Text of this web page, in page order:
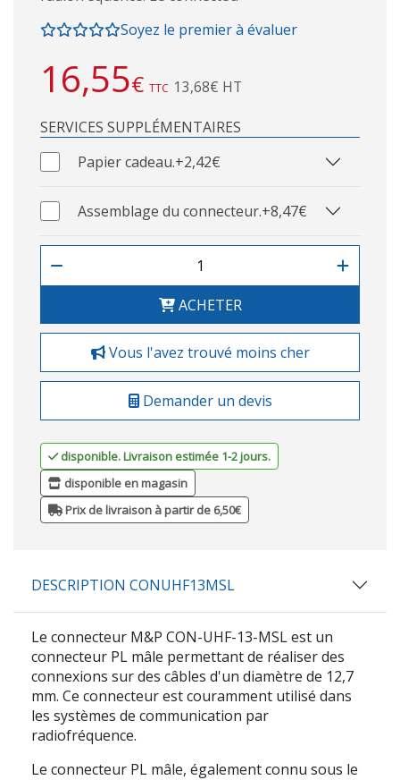
Soyez le premier à évaluer
16,55€ TTC 13,68€ HT
SERVICES SUPPLÉMENTAIRES
Papier cadeau.+2,42€
Assemblage du connecteur.+8,47€
ACHETER
Vous l'avez trouvé moins cher
Demander un devis
disponible. Livraison estimée 1-2 jours.
disponible en magasin
Prix de livraison à partir de 6,50€
DESCRIPTION CONUHF13MSL
Le connecteur M&P CON-UHF-13-MSL est un
connecteur PL mâle permettant de réaliser des
connexions sur des câbles d'un diamètre de 12,7
mm. Ce connecteur est couramment utilisé dans
les systèmes de communication par
radiofréquence.
Le connecteur PL mâle, également connu sous le